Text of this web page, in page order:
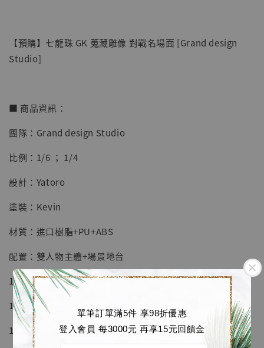
單筆訂單滿5件 享98折優惠
登入會員 每3000元 再享15元回饋金
【店內現貨】七龍珠 系列蒐藏雕像 悟空 鳥山
明紀念款 [奇蹟工作室]
NT$ 5,580
加購優惠【海賊王 布魯克達摩 [7STARS Studio]】
【預購】七龍珠 GK 蒐藏雕像 對戰名場面 [Grand design
Studio]
■ 商品資訊：
團隊：Grand design Studio
比例：1/6 ； 1/4
設計：Yatoro
塗裝：Kevin
材質：進口樹脂+PU+ABS
配置：雙人物主體+場景地台
1/4比例尺寸：680*580*380 mm
1/6比例尺寸：453*386*253 mm
1/6比例限量99體